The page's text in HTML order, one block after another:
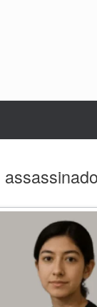
assassinado